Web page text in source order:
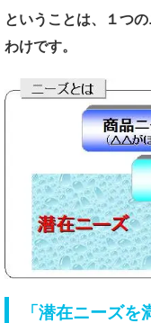
ということは、 １つ
わけです。
「潜在ニーズ